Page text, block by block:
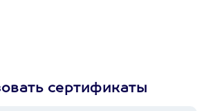
сертификаты